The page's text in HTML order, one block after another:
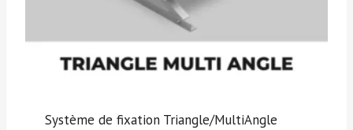
Système de fixation Triangle/MultiAngle